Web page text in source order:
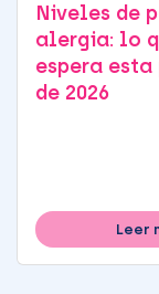
Niveles de
alergia: lo
espera
de 2026
Leer